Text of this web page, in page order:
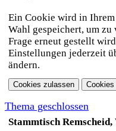
Ein Cookie wird in
Wahl gespeichert, um zu
Frage erneut gestellt
Einstellungen jederzeit
ändern.
Thema geschlossen
Stammtisch